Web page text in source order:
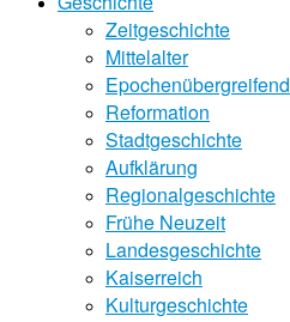
Zeitgeschichte
Mittelalter
Epochenübergreifend
Reformation
Stadtgeschichte
Aufklärung
Regionalgeschichte
Frühe Neuzeit
Landesgeschichte
Kaiserreich
Kulturgeschichte